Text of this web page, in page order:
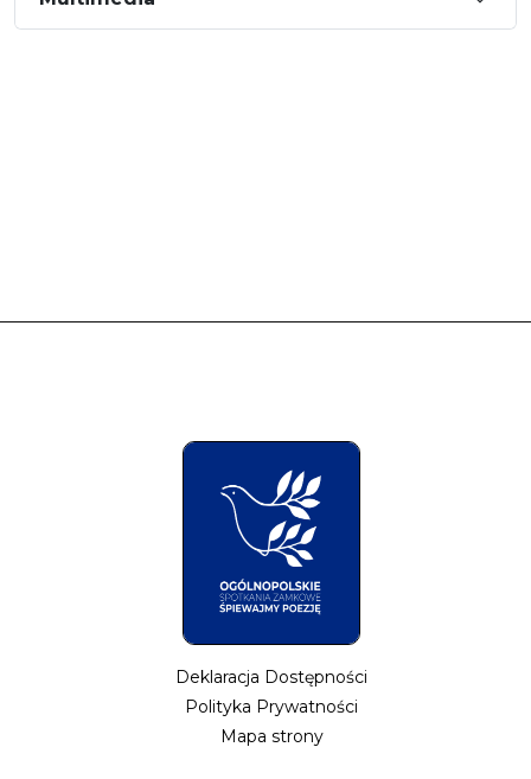
Deklaracja Dostępności
Polityka Prywatności
Mapa strony